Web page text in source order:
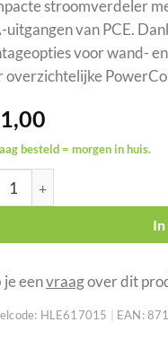
stroomverdeler
uitgangen van PCE.
voor wand-
overzichtelijke
besteld = morgen in huis.
PowerCore 1m.8c
je eenvraagover dit
HLE617015 EAN: